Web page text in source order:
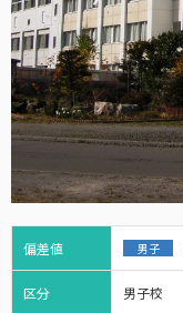
偏差値 男子
区分 男子校